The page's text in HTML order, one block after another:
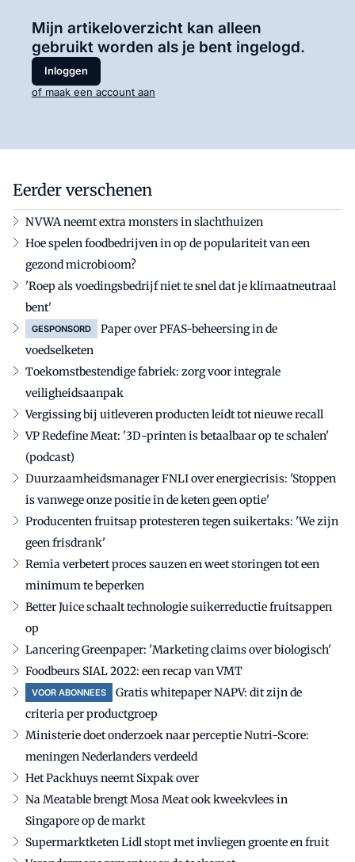
Mijn artikeloverzicht kan alleen
gebruikt worden als je bent ingelogd.
Inloggen
of maak een account aan
Eerder verschenen
NVWA neemt extra monsters in slachthuizen
Hoe spelen foodbedrijven in op de populariteit van een
gezond microbioom?
'Roep als voedingsbedrijf niet te snel dat je klimaatneutraal
bent'
GESPONSORD
Paper over PFAS-beheersing in de
voedselketen
Toekomstbestendige fabriek: zorg voor integrale
veiligheidsaanpak
Vergissing bij uitleveren producten leidt tot nieuwe recall
VP Redefine Meat: '3D-printen is betaalbaar op te schalen'
(podcast)
Duurzaamheidsmanager FNLI over energiecrisis: 'Stoppen
is vanwege onze positie in de keten geen optie'
Producenten fruitsap protesteren tegen suikertaks: 'We zijn
geen frisdrank'
Remia verbetert proces sauzen en weet storingen tot een
minimum te beperken
Better Juice schaalt technologie suikerreductie fruitsappen
op
Lancering Greenpaper: 'Marketing claims over biologisch'
Foodbeurs SIAL 2022: een recap van VMT
VOOR ABONNEES
Gratis whitepaper NAPV: dit zijn de
criteria per productgroep
Ministerie doet onderzoek naar perceptie Nutri-Score:
meningen Nederlanders verdeeld
Het Packhuys neemt Sixpak over
Na Meatable brengt Mosa Meat ook kweekvlees in
Singapore op de markt
Supermarktketen Lidl stopt met invliegen groente en fruit